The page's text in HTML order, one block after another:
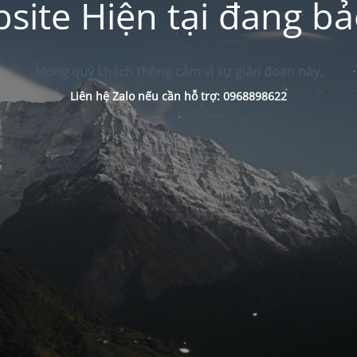
Hiện tại đang
Mong quý khách thông cảm vì sự gián đoạn này.
Liên hệ Zalo nếu cần hỗ trợ: 0968898622